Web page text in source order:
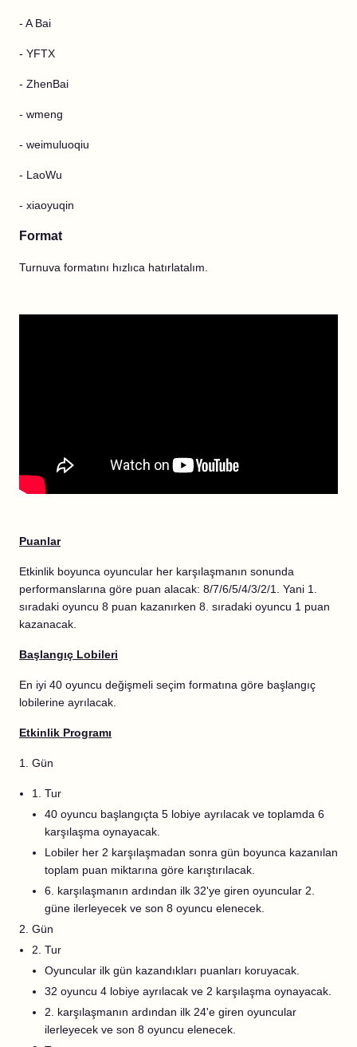
- A Bai
- YFTX
- ZhenBai
- wmeng
- weimuluoqiu
- LaoWu
- xiaoyuqin
Format
Turnuva formatını hızlıca hatırlatalım.
Puanlar
Etkinlik boyunca oyuncular her karşılaşmanın sonunda
performanslarına göre puan alacak: 8/7/6/5/4/3/2/1. Yani 1.
sıradaki oyuncu 8 puan kazanırken 8. sıradaki oyuncu 1 puan
kazanacak.
Başlangıç Lobileri
En iyi 40 oyuncu değişmeli seçim formatına göre başlangıç
lobilerine ayrılacak.
Etkinlik Programı
1. Gün
1. Tur
40 oyuncu başlangıçta 5 lobiye ayrılacak ve toplamda 6
karşılaşma oynayacak.
Lobiler her 2 karşılaşmadan sonra gün boyunca kazanılan
toplam puan miktarına göre karıştırılacak.
6. karşılaşmanın ardından ilk 32'ye giren oyuncular 2.
güne ilerleyecek ve son 8 oyuncu elenecek.
2. Gün
2. Tur
Oyuncular ilk gün kazandıkları puanları koruyacak.
32 oyuncu 4 lobiye ayrılacak ve 2 karşılaşma oynayacak.
2. karşılaşmanın ardından ilk 24'e giren oyuncular
ilerleyecek ve son 8 oyuncu elenecek.